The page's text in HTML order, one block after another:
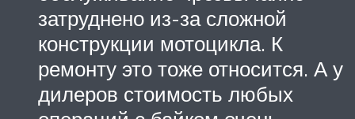
затруднено из-за сложной
конструкции мотоцикла. К
ремонту это тоже относится. А у
дилеров стоимость любых